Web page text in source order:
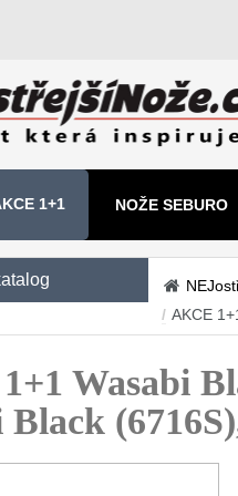
1+1 NOŽE SEBURO
nožů 9
nože 30
50
/ AKCE
Wasabi
Black